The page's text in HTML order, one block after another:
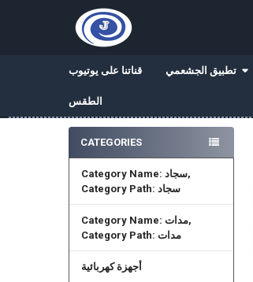
قناتنا على يوتيوب تطبيق الجشعمي
الطقس
Sidebar
CATEGORIES
Category Name: سجاد,
Category Path: سجاد
Category Name: مدات,
Category Path: مدات
أجهزة كهربائية